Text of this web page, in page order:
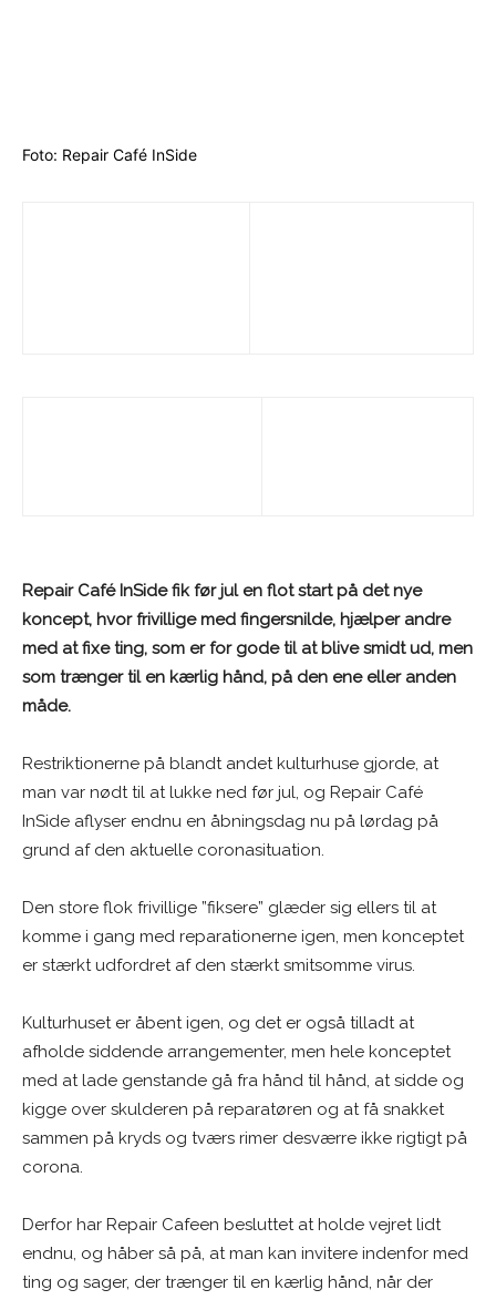
Foto: Repair Café InSide
Repair Café InSide fik før jul en flot start på det nye
koncept, hvor frivillige med fingersnilde, hjælper andre
med at fixe ting, som er for gode til at blive smidt ud, men
som trænger til en kærlig hånd, på den ene eller anden
måde.
Restriktionerne på blandt andet kulturhuse gjorde, at
man var nødt til at lukke ned før jul, og Repair Café
InSide aflyser endnu en åbningsdag nu på lørdag på
grund af den aktuelle coronasituation.
Den store flok frivillige ”fiksere” glæder sig ellers til at
komme i gang med reparationerne igen, men konceptet
er stærkt udfordret af den stærkt smitsomme virus.
Kulturhuset er åbent igen, og det er også tilladt at
afholde siddende arrangementer, men hele konceptet
med at lade genstande gå fra hånd til hånd, at sidde og
kigge over skulderen på reparatøren og at få snakket
sammen på kryds og tværs rimer desværre ikke rigtigt på
corona.
Derfor har Repair Cafeen besluttet at holde vejret lidt
endnu, og håber så på, at man kan invitere indenfor med
ting og sager, der trænger til en kærlig hånd, når der